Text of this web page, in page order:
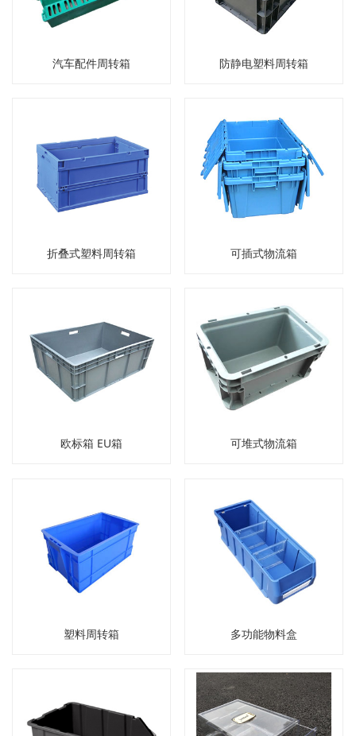
汽车配件周转箱 防静电塑料周转箱
折叠式塑料周转箱 可插式物流箱
欧标箱 EU箱 可堆式物流箱
塑料周转箱 多功能物料盒